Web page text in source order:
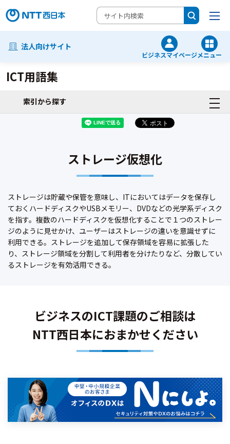
法人向けサイト
ビジネスマイページメニュー
ICT用語集
索引から探す
ストレージ仮想化
ストレージは貯蔵や保管を意味し、ITにおいてはデータを保存し
ておくハードディスクやUSBメモリー、DVDなどの光学系ディスク
を指す。複数のハードディスクを仮想化することで１つのストレー
ジのように見せかけ、ユーザーはストレージの違いを意識せずに
利用できる。ストレージを追加して保存領域を容易に拡張した
り、ストレージ領域を分割して利用者を分けたりなど、分散してい
るストレージを有効活用できる。
ビジネスのICT課題のご相談は
NTT西日本におまかせください